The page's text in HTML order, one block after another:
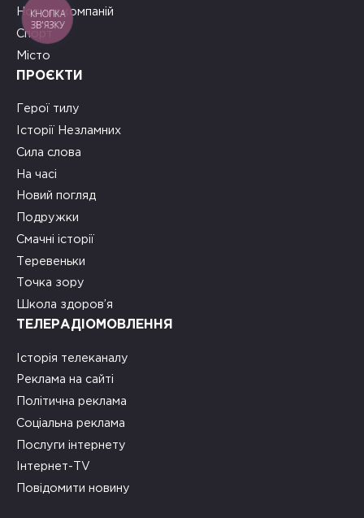
Новини компаній
Спорт
Місто
ПРОЄКТИ
Герої тилу
Історії Незламних
Сила слова
На часі
Новий погляд
Подружки
Смачні історії
Теревеньки
Точка зору
Школа здоров’я
ТЕЛЕРАДІОМОВЛЕННЯ
Історія телеканалу
Реклама на сайті
Політична реклама
Соціальна реклама
Послуги інтернету
Інтернет-TV
Повідомити новину
КНОПКА
ЗВ'ЯЗКУ